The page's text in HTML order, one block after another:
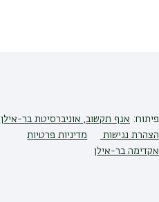
פיתוח: אגף תקשוב, אוניברסיטת בר-אילן
הצהרת נגישות
מדיניות פרטיות
אקדימה בר-אילן